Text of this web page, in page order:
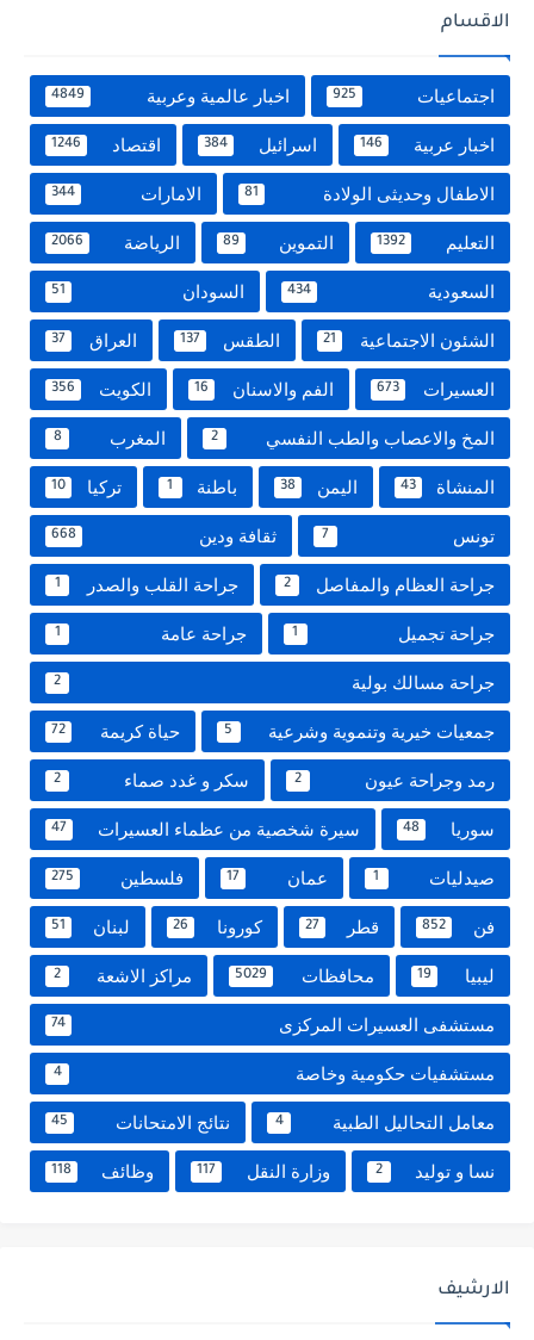
الاقسام
اجتماعيات 925 اخبار عالمية وعربية 4849
اخبار عربية 146 اسرائيل 384 اقتصاد 1246
الاطفال وحديثى الولادة 81 الامارات 344
التعليم 1392 التموين 89 الرياضة 2066
السعودية 434 السودان 51
الشئون الاجتماعية 21 الطقس 137 العراق 37
العسيرات 673 الفم والاسنان 16 الكويت 356
المخ والاعصاب والطب النفسي 2 المغرب 8
المنشاة 43 اليمن 38 باطنة 1 تركيا 10
تونس 7 ثقافة ودين 668
جراحة العظام والمفاصل 2 جراحة القلب والصدر 1
جراحة تجميل 1 جراحة عامة 1
جراحة مسالك بولية 2
جمعيات خيرية وتنموية وشرعية 5 حياة كريمة 72
رمد وجراحة عيون 2 سكر و غدد صماء 2
سوريا 48 سيرة شخصية من عظماء العسيرات 47
صيدليات 1 عمان 17 فلسطين 275
فن 852 قطر 27 كورونا 26 لبنان 51
ليبيا 19 محافظات 5029 مراكز الاشعة 2
مستشفى العسيرات المركزى 74
مستشفيات حكومية وخاصة 4
معامل التحاليل الطبية 4 نتائج الامتحانات 45
نسا و توليد 2 وزارة النقل 117 وظائف 118
الارشيف